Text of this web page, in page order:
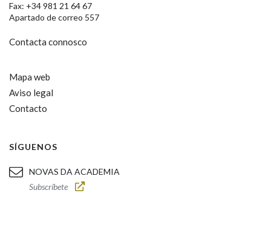
Fax: +34 981 21 64 67
Apartado de correo 557
Contacta connosco
Mapa web
Aviso legal
Contacto
SÍGUENOS
NOVAS DA ACADEMIA
Subscríbete